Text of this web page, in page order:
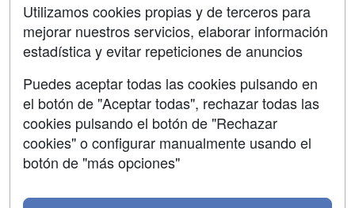
Grupo formazion:
Utilizamos cookies propias y de terceros para
mejorar nuestros servicios, elaborar información
estadística y evitar repeticiones de anuncios
Puedes aceptar todas las cookies pulsando en
el botón de "Aceptar todas", rechazar todas las
cookies pulsando el botón de "Rechazar
cookies" o configurar manualmente usando el
botón de "más opciones"